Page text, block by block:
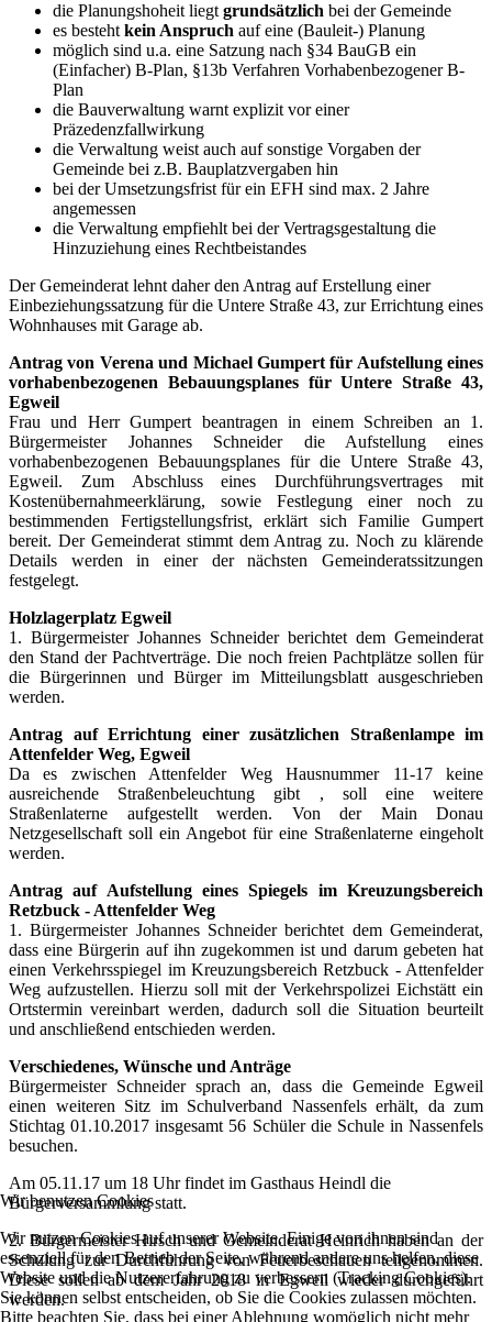
die Planungshoheit liegt grundsätzlich bei der Gemeinde
es besteht kein Anspruch auf eine (Bauleit-) Planung
möglich sind u.a. eine Satzung nach §34 BauGB ein
(Einfacher) B-Plan, §13b Verfahren Vorhabenbezogener B-
Plan
die Bauverwaltung warnt explizit vor einer
Präzedenzfallwirkung
die Verwaltung weist auch auf sonstige Vorgaben der
Gemeinde bei z.B. Bauplatzvergaben hin
bei der Umsetzungsfrist für ein EFH sind max. 2 Jahre
angemessen
die Verwaltung empfiehlt bei der Vertragsgestaltung die
Hinzuziehung eines Rechtbeistandes
Der Gemeinderat lehnt daher den Antrag auf Erstellung einer
Einbeziehungssatzung für die Untere Straße 43, zur Errichtung eines
Wohnhauses mit Garage ab.
Antrag von Verena und Michael Gumpert für Aufstellung eines
vorhabenbezogenen Bebauungsplanes für Untere Straße 43,
Egweil
Frau und Herr Gumpert beantragen in einem Schreiben an 1.
Bürgermeister Johannes Schneider die Aufstellung eines
vorhabenbezogenen Bebauungsplanes für die Untere Straße 43,
Egweil. Zum Abschluss eines Durchführungsvertrages mit
Kostenübernahmeerklärung, sowie Festlegung einer noch zu
bestimmenden Fertigstellungsfrist, erklärt sich Familie Gumpert
bereit. Der Gemeinderat stimmt dem Antrag zu. Noch zu klärende
Details werden in einer der nächsten Gemeinderatssitzungen
festgelegt.
Holzlagerplatz Egweil
1. Bürgermeister Johannes Schneider berichtet dem Gemeinderat
den Stand der Pachtverträge. Die noch freien Pachtplätze sollen für
die Bürgerinnen und Bürger im Mitteilungsblatt ausgeschrieben
werden.
Antrag auf Errichtung einer zusätzlichen Straßenlampe im
Attenfelder Weg, Egweil
Da es zwischen Attenfelder Weg Hausnummer 11-17 keine
ausreichende Straßenbeleuchtung gibt , soll eine weitere
Straßenlaterne aufgestellt werden. Von der Main Donau
Netzgesellschaft soll ein Angebot für eine Straßenlaterne eingeholt
werden.
Antrag auf Aufstellung eines Spiegels im Kreuzungsbereich
Retzbuck - Attenfelder Weg
1. Bürgermeister Johannes Schneider berichtet dem Gemeinderat,
dass eine Bürgerin auf ihn zugekommen ist und darum gebeten hat
einen Verkehrsspiegel im Kreuzungsbereich Retzbuck - Attenfelder
Weg aufzustellen. Hierzu soll mit der Verkehrspolizei Eichstätt ein
Ortstermin vereinbart werden, dadurch soll die Situation beurteilt
und anschließend entschieden werden.
Verschiedenes, Wünsche und Anträge
Bürgermeister Schneider sprach an, dass die Gemeinde Egweil
einen weiteren Sitz im Schulverband Nassenfels erhält, da zum
Stichtag 01.10.2017 insgesamt 56 Schüler die Schule in Nassenfels
besuchen.
Am 05.11.17 um 18 Uhr findet im Gasthaus Heindl die
Bürgerversammlung statt.
2. Bürgermeister Hirsch und Gemeinderat Heinrich haben an der
Schulung zur Durchführung von Feuerbeschauen teilgenommen.
Diese sollen ab dem Jahr 2018 in Egweil wieder durchgeführt
werden.
Wir benutzen Cookies
Wir nutzen Cookies auf unserer Website. Einige von ihnen sind
essenziell für den Betrieb der Seite, während andere uns helfen, diese
Website und die Nutzererfahrung zu verbessern (Tracking Cookies).
Sie können selbst entscheiden, ob Sie die Cookies zulassen möchten.
Bitte beachten Sie, dass bei einer Ablehnung womöglich nicht mehr